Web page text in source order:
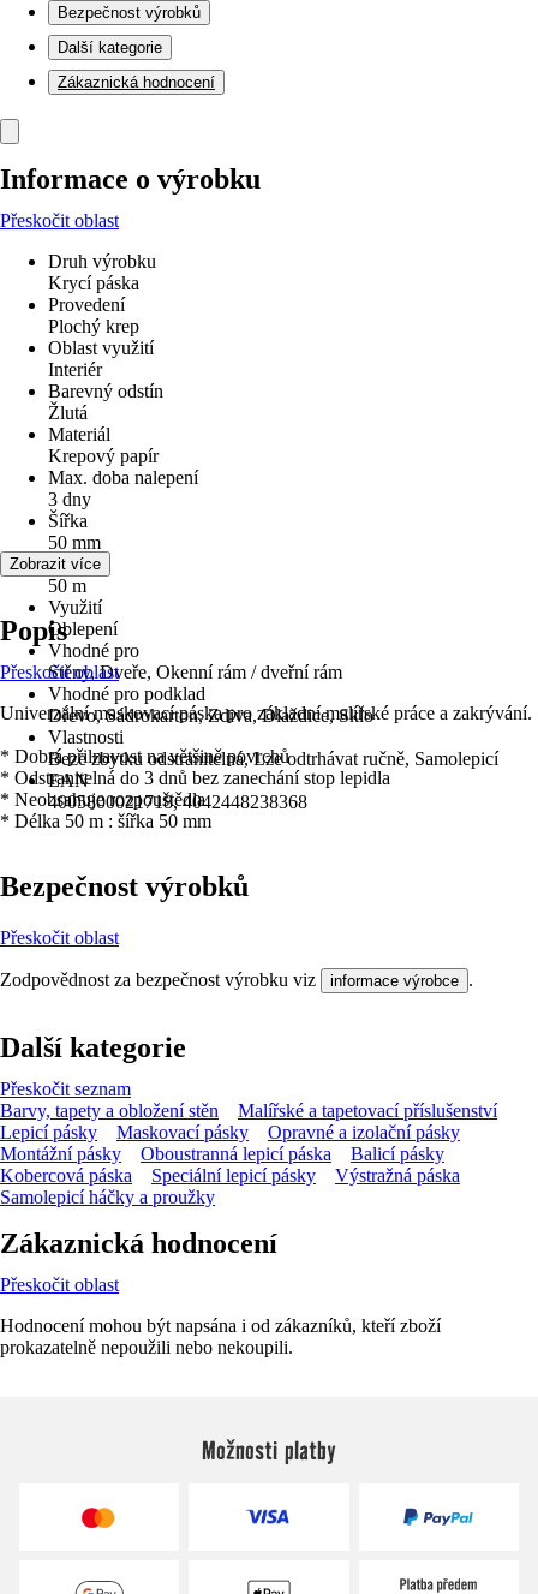
Bezpečnost výrobků
Další kategorie
Zákaznická hodnocení
Informace o výrobku
Přeskočit oblast
Druh výrobku
Krycí páska
Provedení
Plochý krep
Oblast využití
Interiér
Barevný odstín
Žlutá
Materiál
Krepový papír
Max. doba nalepení
3 dny
Šířka
50 mm
Délka
50 m
Využití
Oblepení
Vhodné pro
Stěny, Dveře, Okenní rám / dveřní rám
Vhodné pro podklad
Dřevo, Sádrokarton, Zdiva, Dlaždice, Sklo
Vlastnosti
Beze zbytku odstranitelná, Lze odtrhávat ručně, Samolepicí
EAN
4005800021718, 4042448238368
Zobrazit více
Popis
Přeskočit oblast
Univerzální maskovací páska pro základní malířské práce a zakrývání.
* Dobrá přilnavost na většině povrchů
* Odstranitelná do 3 dnů bez zanechání stop lepidla
* Neobsahuje rozpouštědla
* Délka 50 m : šířka 50 mm
Bezpečnost výrobků
Přeskočit oblast
Zodpovědnost za bezpečnost výrobku viz informace výrobce .
Další kategorie
Přeskočit seznam
Barvy, tapety a obložení stěn
Malířské a tapetovací příslušenství
Lepicí pásky
Maskovací pásky
Opravné a izolační pásky
Montážní pásky
Oboustranná lepicí páska
Balicí pásky
Kobercová páska
Speciální lepicí pásky
Výstražná páska
Samolepicí háčky a proužky
Zákaznická hodnocení
Přeskočit oblast
Hodnocení mohou být napsána i od zákazníků, kteří zboží
prokazatelně nepoužili nebo nekoupili.
Možnosti platby